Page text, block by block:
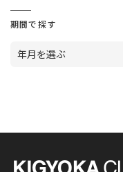
期間で探す
年月を選ぶ